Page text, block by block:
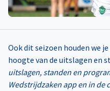
Ook dit seizoen houden we
hoogte van de uitslagen en
uitslagen, standen en
Wedstrijdzaken app en in